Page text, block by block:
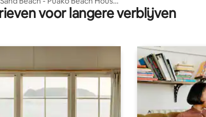
69
voor langere verblijven